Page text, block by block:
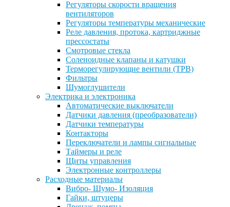
Регуляторы скорости вращения
вентиляторов
Регуляторы температуры механические
Реле давления, протока, картриджные
прессостаты
Смотровые стекла
Соленоидные клапаны и катушки
Терморегулирующие вентили (ТРВ)
Фильтры
Шумоглушители
Электрика и электроника
Автоматические выключатели
Датчики давления (преобразователи)
Датчики температуры
Контакторы
Переключатели и лампы сигнальные
Таймеры и реле
Щиты управления
Электронные контроллеры
Расходные материалы
Вибро- Шумо- Изоляция
Гайки, штуцеры